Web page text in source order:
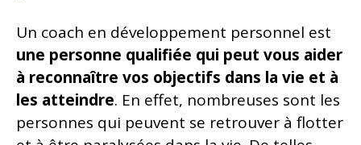
Un coach en développement personnel est
une personne qualifiée qui peut vous aider
à reconnaître vos objectifs dans la vie et à
les atteindre. En effet, nombreuses sont les
personnes qui peuvent se retrouver à flotter